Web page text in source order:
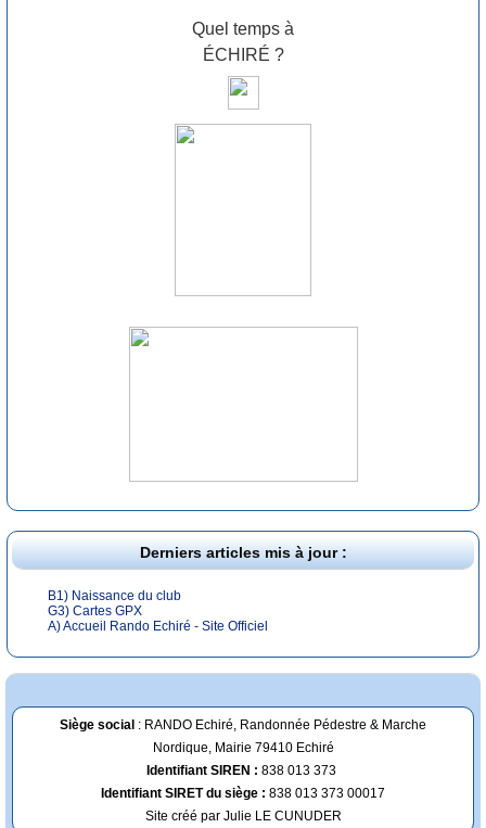
Quel temps à
ÉCHIRÉ ?
Derniers articles mis à jour :
B1) Naissance du club
G3) Cartes GPX
A) Accueil Rando Echiré - Site Officiel
Siège social : RANDO Echiré, Randonnée Pédestre & Marche
Nordique, Mairie 79410 Echiré
Identifiant SIREN : 838 013 373
Identifiant SIRET du siège : 838 013 373 00017
Site créé par Julie LE CUNUDER